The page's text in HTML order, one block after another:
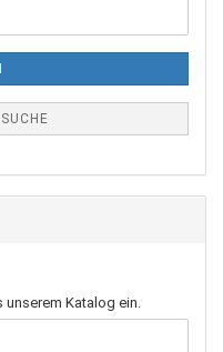
unserem Katalog ein.